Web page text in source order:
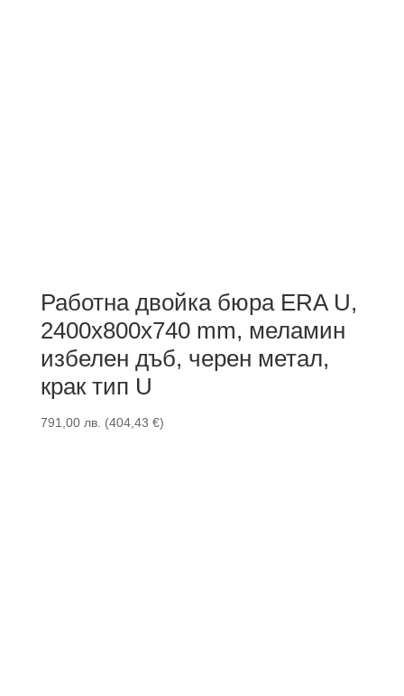
Работна двойка бюра ERA U,
2400x800x740 mm, меламин
избелен дъб, черен метал,
крак тип U
791,00 лв. (404,43 €)